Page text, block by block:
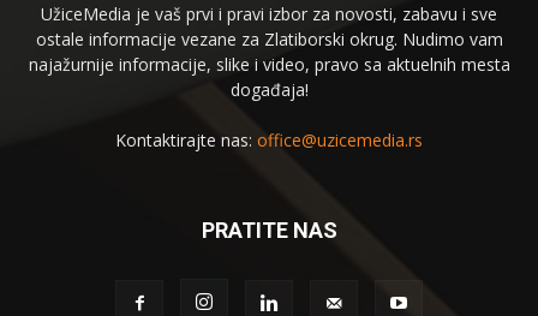
UžiceMedia je vaš prvi i pravi izbor za novosti, zabavu i sve
ostale informacije vezane za Zlatiborski okrug. Nudimo vam
najažurnije informacije, slike i video, pravo sa aktuelnih mesta
događaja!
Kontaktirajte nas: office@uzicemedia.rs
PRATITE NAS